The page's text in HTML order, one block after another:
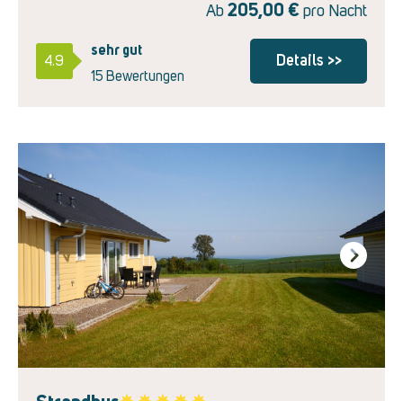
Ab 205,00 € pro Nacht
4.9
sehr gut
15 Bewertungen
Details >>
Next